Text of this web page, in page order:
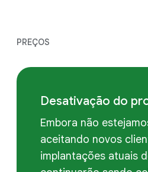
PREÇOS
Desativação do
Embora não
aceitando novos
implantações atuais